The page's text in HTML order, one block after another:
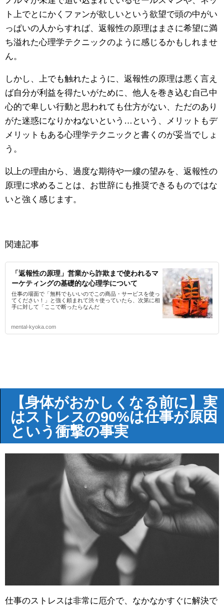
ト上でとにかくファンが欲しいという欲望で頭の中がい
っぱいの人からすれば、返報性の原理はまさに希望に満
ち溢れた心理学テクニックのように感じるかもしれませ
ん。
しかし、上でも触れたように、返報性の原理は悪く言え
ば自分が利益を得たいがために、他人を巻き込む自己中
心的で卑しい行動と思われても仕方がない、ただのあり
がた迷惑になりかねないという…という、メリットもデ
メリットもある心理学テクニックと書くのが妥当でしょ
う。
以上の理由から、過度な期待や一縷の望みを、返報性の
原理に求めることは、お世辞にも推奨できるものではな
いと強く感じます。
関連記事
「返報性の原理」営業から詐欺まで使われるマ
ーケティングの基礎的な心理学について
仕事の場面で「無料でもいいのでこの商品・サービスを使っ
てください！」と強く頼まれて渋々使っていたら、次第に相
手に対して「ここで断ったらなんだ
mental-kyoka.com
【身体がおかしくなる前に】実
はストレスの90%は仕事が原因
という衝撃の事実
仕事のストレスは非常に厄介で、なかなかすぐに解決で